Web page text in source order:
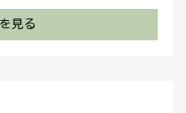
見る